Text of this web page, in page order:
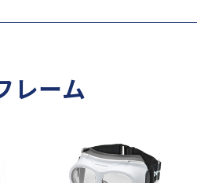
レーム